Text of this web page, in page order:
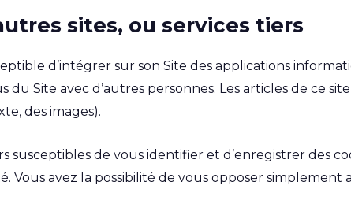
sites, ou services tiers
d’intégrer sur son Site des applications
Site avec d’autres personnes. Les articles de ce
des images).
susceptibles de vous identifier et d’enregistrer des
avez la possibilité de vous opposer simplement